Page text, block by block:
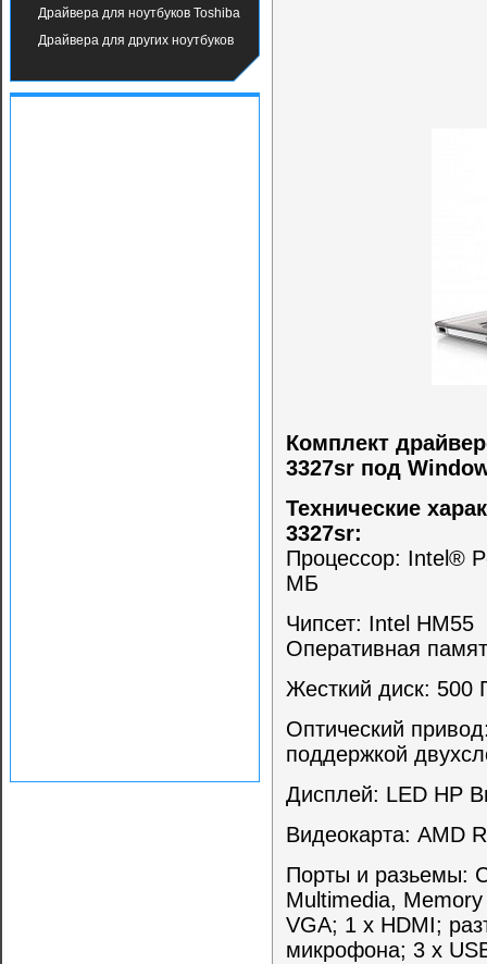
Драйвера для ноутбуков Toshiba
Драйвера для других ноутбуков
Комплект
3327sr под
Технические
3327sr:
Процессор: Intel®
МБ
Чипсет: Intel HM55
Оперативная
Жесткий диск: 500
Оптический
поддержкой
Дисплей: LED HP
Видеокарта: AMD
Порты и разьемы:
Multimedia,
VGA; 1 х HDMI;
микрофона; 3 х